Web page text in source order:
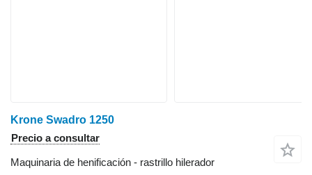
Krone Swadro 1250
Precio a consultar
Maquinaria de henificación - rastrillo hilerador